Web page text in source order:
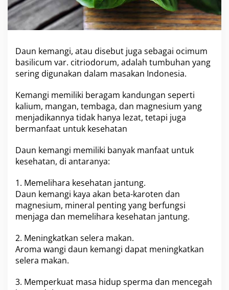
l
i
k
B
a
n
y
k
K
h
a
s
a
t
,
a
l
a
h
S
t
u
D
Daun kemangi, atau disebut juga sebagai ocimum
basilicum var. citriodorum, adalah tumbuhan yang
sering digunakan dalam masakan Indonesia.
Kemangi memiliki beragam kandungan seperti
kalium, mangan, tembaga, dan magnesium yang
menjadikannya tidak hanya lezat, tetapi juga
bermanfaat untuk kesehatan
Daun kemangi memiliki banyak manfaat untuk
kesehatan, di antaranya:
1. Memelihara kesehatan jantung.
Daun kemangi kaya akan beta-karoten dan
magnesium, mineral penting yang berfungsi
menjaga dan memelihara kesehatan jantung.
2. Meningkatkan selera makan.
Aroma wangi daun kemangi dapat meningkatkan
selera makan.
3. Memperkuat masa hidup sperma dan mencegah